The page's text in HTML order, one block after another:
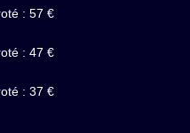
: 57 €
: 47 €
: 37 €